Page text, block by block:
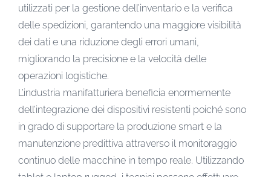
utilizzati per la gestione dell’inventario e la verifica
delle spedizioni, garantendo una maggiore visibilità
dei dati e una riduzione degli errori umani,
migliorando la precisione e la velocità delle
operazioni logistiche.
L’industria manifatturiera beneficia enormemente
dell’integrazione dei dispositivi resistenti poiché sono
in grado di supportare la produzione smart e la
manutenzione predittiva attraverso il monitoraggio
continuo delle macchine in tempo reale. Utilizzando